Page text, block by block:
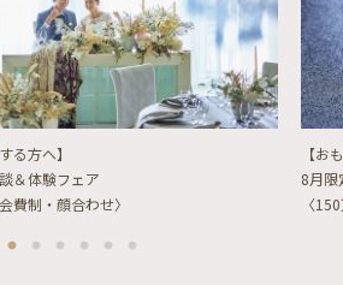
る方へ】
＆体験フェア
費制・顔合わせ〉
【お
8月限
〈